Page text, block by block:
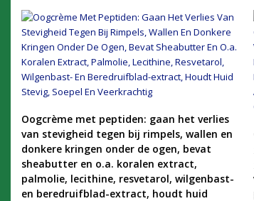
KOOP PRODUCT
Oogcrème met peptiden: gaan het verlies
van stevigheid tegen bij rimpels, wallen en
donkere kringen onder de ogen, bevat
sheabutter en o.a. koralen extract,
palmolie, lecithine, resvetarol, wilgenbast-
en beredruifblad-extract, houdt huid